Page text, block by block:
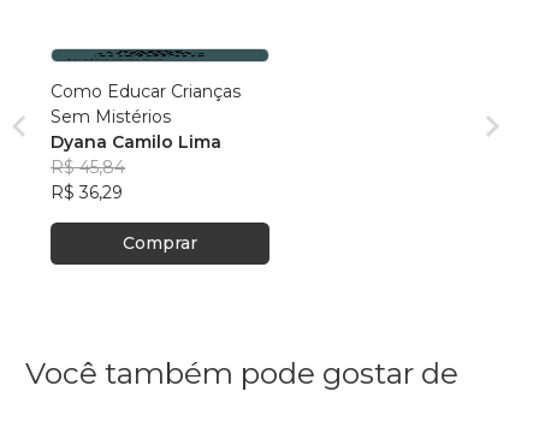
Como Educar Crianças
Sem Mistérios
Dyana Camilo Lima
R$ 45,84
R$ 36,29
Comprar
Você também pode gostar de